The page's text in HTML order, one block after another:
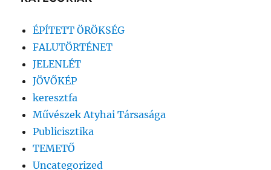
ÉPÍTETT ÖRÖKSÉG
FALUTÖRTÉNET
JELENLÉT
JÖVŐKÉP
keresztfa
Művészek Atyhai Társasága
Publicisztika
TEMETŐ
Uncategorized